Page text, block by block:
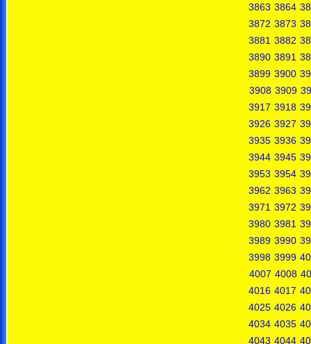
3863 3864
3872 3873
3881 3882
3890 3891
3899 3900
3908 3909
3917 3918
3926 3927
3935 3936
3944 3945
3953 3954
3962 3963
3971 3972
3980 3981
3989 3990
3998 3999
4007 4008
4016 4017
4025 4026
4034 4035
4043 4044